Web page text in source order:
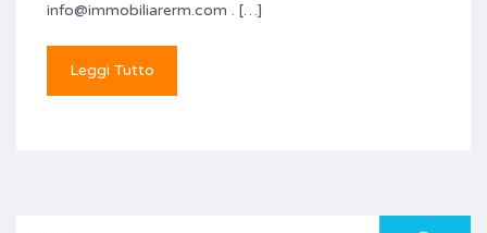
info@immobiliarerm.com . […]
Leggi Tutto
Ricerca